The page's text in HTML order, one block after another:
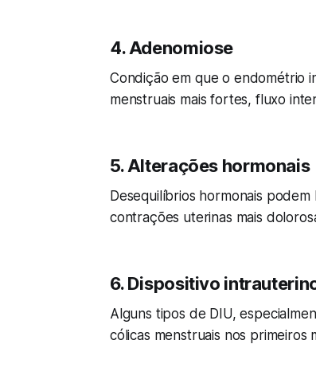
4. Adenomiose
Condição em que o endométrio
menstruais mais fortes, fluxo
5. Alterações hormonais
Desequilíbrios hormonais
contrações uterinas mais
6. Dispositivo
Alguns tipos de DIU,
cólicas menstruais nos primeiros